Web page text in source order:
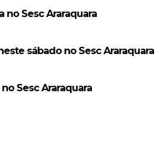
no Sesc Araraquara
sábado no Sesc Araraquara
Sesc Araraquara